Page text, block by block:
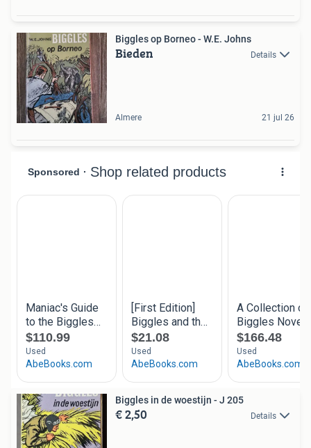
Biggles op Borneo - W.E. Johns
Bieden Details
Almere 21 jul 26
Biggles in de woestijn - J 205
€ 2,50 Details